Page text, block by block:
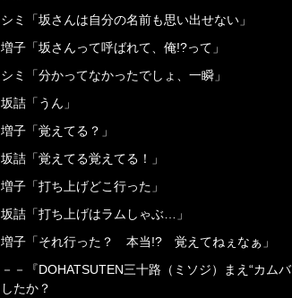
シミ「坂さんは自分の名前も思い出せない」
増子「坂さんって呼ばれて、俺!?って」
シミ「分かってなかったでしょ、一瞬」
坂詰「うん」
増子「覚えてる？」
坂詰「覚えてる覚えてる！」
増子「打ち上げどこ行った」
坂詰「打ち上げはラムしゃぶ…」
増子「それ行った？ 本当!? 覚えてねぇなぁ」
－－『DOHATSUTEN三十路（ミソジ）まえ“カム
したか？